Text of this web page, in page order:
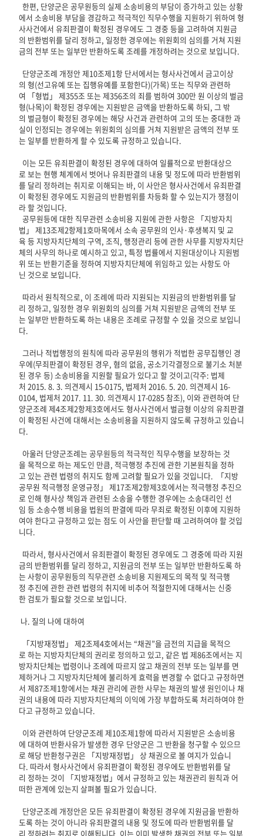
한편, 단양군은 공무원등의 실제 소송비용의 부담이 증가하고 있는 상황
에서 소송비용 부담을 경감하고 적극적인 직무수행을 지원하기 위하여 형
사사건에서 유죄판결이 확정된 경우에도 그 경중 등을 고려하여 지원금
의 반환범위를 달리 정하고, 일정한 경우에는 위원회의 심의를 거쳐 지원
금의 전부 또는 일부만 반환하도록 조례를 개정하려는 것으로 보입니다.
단양군조례 개정안 제10조제1항 단서에서는 형사사건에서 금고이상
의 형(선고유예 또는 집행유예를 포함한다)(가목) 또는 직무와 관련하
여 「형법」 제355조 또는 제356조의 죄를 범하여 300만 원 이상의 벌금
형(나목)이 확정된 경우에는 지원받은 금액을 반환하도록 하되, 그 밖
의 벌금형이 확정된 경우에는 해당 사건과 관련하여 고의 또는 중대한 과
실이 인정되는 경우에는 위원회의 심의를 거쳐 지원받은 금액의 전부 또
는 일부를 반환하게 할 수 있도록 규정하고 있습니다.
이는 모든 유죄판결이 확정된 경우에 대하여 일률적으로 반환대상으
로 보는 현행 체계에서 벗어나 유죄판결의 내용 및 정도에 따라 반환범위
를 달리 정하려는 취지로 이해되는 바, 이 사안은 형사사건에서 유죄판결
이 확정된 경우에도 지원금의 반환범위를 차등화 할 수 있는지가 쟁점이
라 할 것입니다.
공무원등에 대한 직무관련 소송비용 지원에 관한 사항은 「지방자치
법」 제13조제2항제1호마목에서 소속 공무원의 인사·후생복지 및 교
육 등 지방자치단체의 구역, 조직, 행정관리 등에 관한 사무를 지방자치단
체의 사무의 하나로 예시하고 있고, 특정 법률에서 지원대상이나 지원범
위 또는 반환기준을 정하여 지방자치단체에 위임하고 있는 사항도 아
닌 것으로 보입니다.
따라서 원칙적으로, 이 조례에 따라 지원되는 지원금의 반환범위를 달
리 정하고, 일정한 경우 위원회의 심의를 거쳐 지원받은 금액의 전부 또
는 일부만 반환하도록 하는 내용은 조례로 규정할 수 있을 것으로 보입니
다.
그러나 적법행정의 원칙에 따라 공무원의 행위가 적법한 공무집행인 경
우에(무죄판결이 확정된 경우, 혐의 없음, 공소기각결정으로 불기소 처분
된 경우 등) 소송비용을 지원할 필요가 있다고 할 것이고(각주: 법제
처 2015. 8. 3. 의견제시 15-0175, 법제처 2016. 5. 20. 의견제시 16-
0104, 법제처 2017. 11. 30. 의견제시 17-0285 참조), 이와 관련하여 단
양군조례 제4조제2항제3호에서도 형사사건에서 벌금형 이상의 유죄판결
이 확정된 사건에 대해서는 소송비용을 지원하지 않도록 규정하고 있습니
다.
아울러 단양군조례는 공무원등의 적극적인 직무수행을 보장하는 것
을 목적으로 하는 제도인 만큼, 적극행정 추진에 관한 기본원칙을 정하
고 있는 관련 법령의 취지도 함께 고려할 필요가 있을 것입니다. 「지방
공무원 적극행정 운영규정」 제17조제2항제3호에서는 적극행정 추진으
로 인해 형사상 책임과 관련된 소송을 수행한 경우에는 소송대리인 선
임 등 소송수행 비용을 법원의 판결에 따라 무죄로 확정된 이후에 지원하
여야 한다고 규정하고 있는 점도 이 사안을 판단할 때 고려하여야 할 것입
니다.
따라서, 형사사건에서 유죄판결이 확정된 경우에도 그 경중에 따라 지원
금의 반환범위를 달리 정하고, 지원금의 전부 또는 일부만 반환하도록 하
는 사항이 공무원등의 직무관련 소송비용 지원제도의 목적 및 적극행
정 추진에 관한 관련 법령의 취지에 비추어 적절한지에 대해서는 신중
한 검토가 필요할 것으로 보입니다.
나. 질의 나에 대하여
「지방재정법」 제2조제4호에서는 “채권”을 금전의 지급을 목적으
로 하는 지방자치단체의 권리로 정의하고 있고, 같은 법 제86조에서는 지
방자치단체는 법령이나 조례에 따르지 않고 채권의 전부 또는 일부를 면
제하거나 그 지방자치단체에 불리하게 효력을 변경할 수 없다고 규정하면
서 제87조제1항에서는 채권 관리에 관한 사무는 채권의 발생 원인이나 채
권의 내용에 따라 지방자치단체의 이익에 가장 부합하도록 처리하여야 한
다고 규정하고 있습니다.
이와 관련하여 단양군조례 제10조제1항에 따라서 지원받은 소송비용
에 대하여 반환사유가 발생한 경우 단양군은 그 반환을 청구할 수 있으므
로 해당 반환청구권은 「지방재정법」 상 채권으로 볼 여지가 있습니
다. 따라서 형사사건에서 유죄판결이 확정된 경우에도 반환범위를 달
리 정하는 것이 「지방재정법」에서 규정하고 있는 채권관리 원칙과 어
떠한 관계에 있는지 살펴볼 필요가 있습니다.
단양군조례 개정안은 모든 유죄판결이 확정된 경우에 지원금을 반환하
도록 하는 것이 아니라 유죄판결의 내용 및 정도에 따라 반환범위를 달
리 정하려는 취지로 이해됩니다. 이는 이미 발생한 채권의 전부 또는 일부